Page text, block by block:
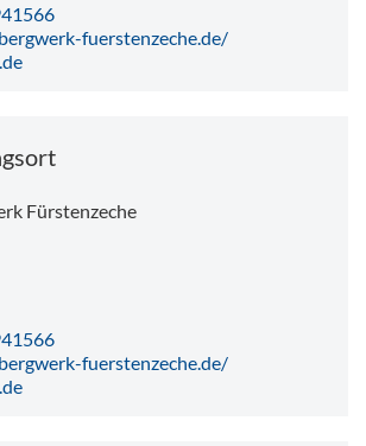
fuerstenzeche.de/
Fürstenzeche
fuerstenzeche.de/